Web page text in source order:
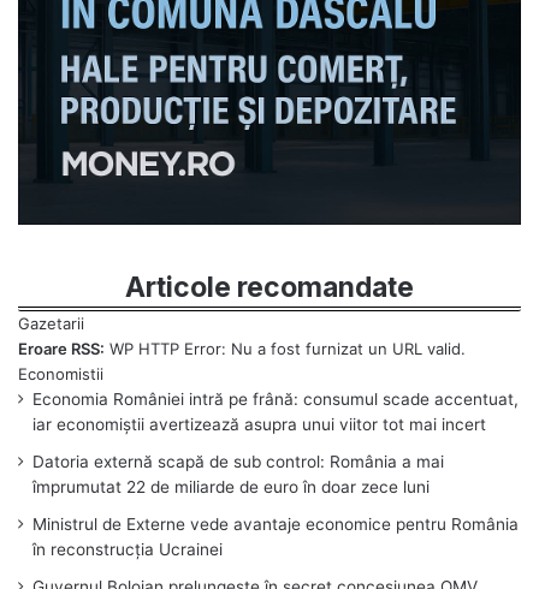
Articole recomandate
Eroare RSS: WP HTTP Error: Nu a fost furnizat un URL valid.
Economia României intră pe frână: consumul scade accentuat,
iar economiștii avertizează asupra unui viitor tot mai incert
Datoria externă scapă de sub control: România a mai
împrumutat 22 de miliarde de euro în doar zece luni
Ministrul de Externe vede avantaje economice pentru România
în reconstrucția Ucrainei